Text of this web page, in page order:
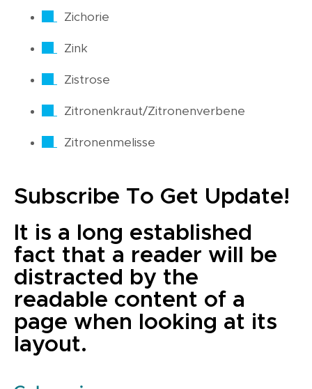
Zichorie
Zink
Zistrose
Zitronenkraut/Zitronenverbene
Zitronenmelisse
Subscribe To Get Update!
It is a long established
fact that a reader will be
distracted by the
readable content of a
page when looking at its
layout.